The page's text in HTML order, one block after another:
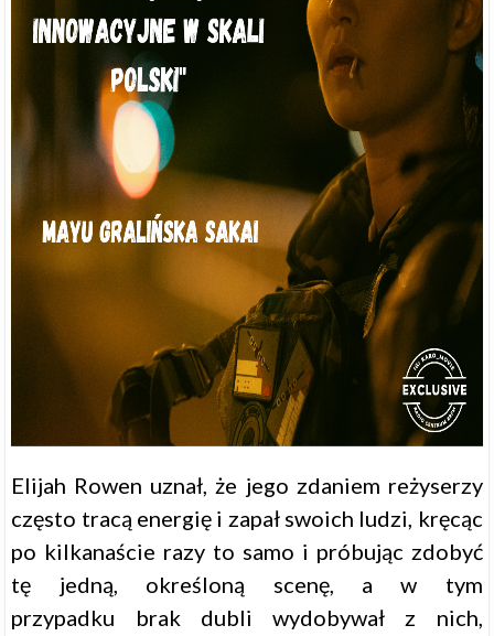
Elijah Rowen uznał, że jego zdaniem reżyserzy
często tracą energię i zapał swoich ludzi, kręcąc
po kilkanaście razy to samo i próbując zdobyć
tę jedną, określoną scenę, a w tym
przypadku brak dubli wydobywał z nich,